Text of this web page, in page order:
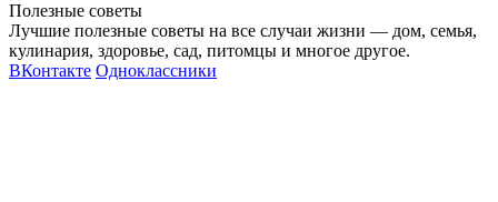
Полезные советы
Лучшие полезные советы на все случаи жизни — дом, семья,
кулинария, здоровье, сад, питомцы и многое другое.
ВКонтакте Одноклассники